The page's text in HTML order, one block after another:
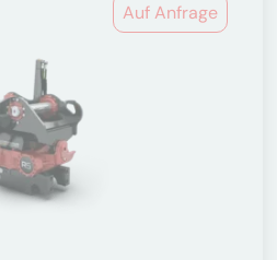
Auf Anfrage